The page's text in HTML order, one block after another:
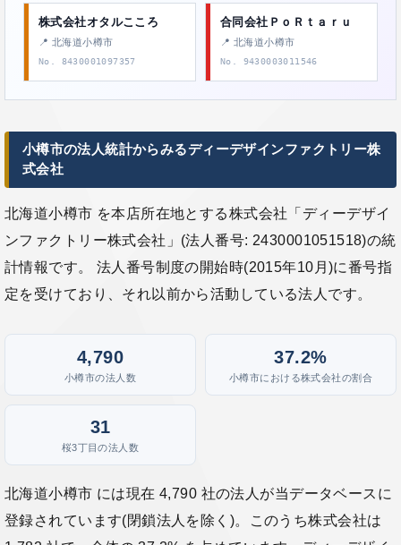
株式会社オタルこころ
📍 北海道小樽市
No. 8430001097357
合同会社ＰｏＲｔａｒｕ
📍 北海道小樽市
No. 9430003011546
小樽市の法人統計からみるディーデザインファクトリー株
式会社
北海道小樽市 を本店所在地とする株式会社「ディーデザイ
ンファクトリー株式会社」(法人番号: 2430001051518)の統
計情報です。 法人番号制度の開始時(2015年10月)に番号指
定を受けており、それ以前から活動している法人です。
4,790
小樽市の法人数
37.2%
小樽市における株式会社の割合
31
桜3丁目の法人数
北海道小樽市 には現在 4,790 社の法人が当データベースに
登録されています(閉鎖法人を除く)。このうち株式会社は